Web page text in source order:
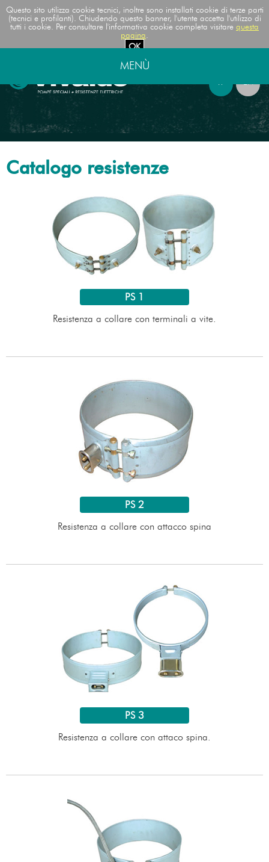
Questo sito utilizza cookie tecnici, inoltre sono installati cookie di terze parti
(tecnici e profilanti). Chiudendo questo banner, l'utente accetta l'utilizzo di
tutti i cookie. Per consultare l'informativa cookie completa visitare questa
pagina.
OK
MENÙ
Catalogo resistenze
PS 1
Resistenza a collare con terminali a vite.
PS 2
Resistenza a collare con attacco spina
PS 3
Resistenza a collare con attaco spina.